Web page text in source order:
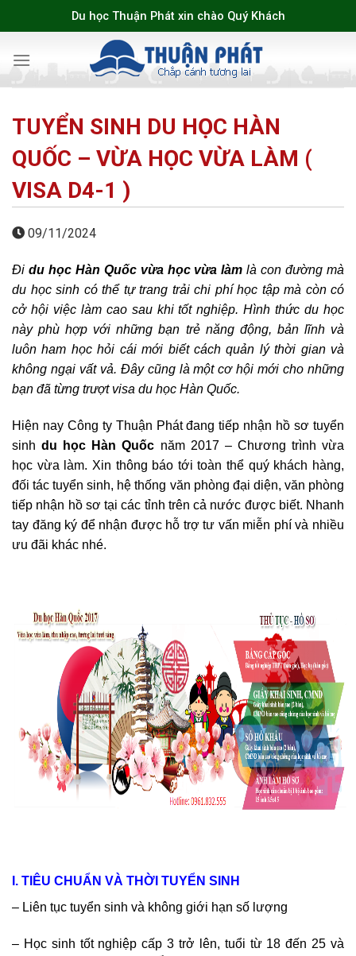
to
Du học Thuận Phát xin chào Quý Khách
TUYỂN SINH DU HỌC HÀN
QUỐC – VỪA HỌC VỪA LÀM (
VISA D4-1 )
09/11/2024
Đi du học Hàn Quốc vừa học vừa làm là con đường mà
du học sinh có thể tự trang trải chi phí học tập mà còn có
cở hội việc làm cao sau khi tốt nghiệp. Hình thức du học
này phù hợp với những bạn trẻ năng động, bản lĩnh và
luôn ham học hỏi cái mới biết cách quản lý thời gian và
không ngại vất vả. Đây cũng là một cơ hội mới cho những
bạn đã từng trượt visa du học Hàn Quốc.
Hiện nay Công ty Thuận Phát đang tiếp nhận hồ sơ tuyển
sinhdu học Hàn Quốc năm 2017 – Chương trình vừa
học vừa làm. Xin thông báo tới toàn thể quý khách hàng,
đối tác tuyển sinh, hệ thống văn phòng đại diện, văn phòng
tiếp nhận hồ sơ tại các tỉnh trên cả nước được biết. Nhanh
tay đăng ký để nhận được hỗ trợ tư vấn miễn phí và nhiều
ưu đãi khác nhé.
I. TIÊU CHUẨN VÀ THỜI TUYỂN SINH
– Liên tục tuyển sinh và không giới hạn số lượng
– Học sinh tốt nghiệp cấp 3 trở lên, tuổi từ 18 đến 25 và